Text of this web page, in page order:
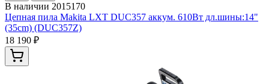
В наличии 2015170
Цепная пила Makita LXT DUC357 аккум. 610Вт дл.шины:14"
(35cm) (DUC357Z)
18 190 ₽